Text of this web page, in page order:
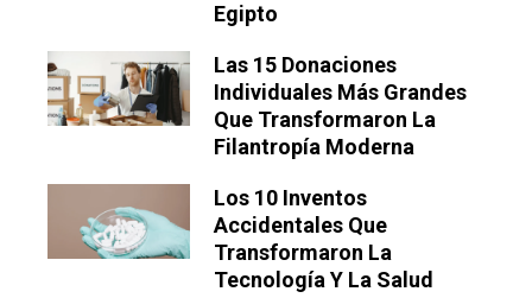
Egipto
Las 15 Donaciones
Individuales Más Grandes
Que Transformaron La
Filantropía Moderna
Los 10 Inventos
Accidentales Que
Transformaron La
Tecnología Y La Salud